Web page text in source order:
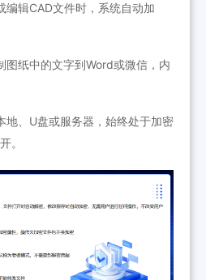
编辑CAD文件时，系统自动加
图纸中的文字到Word或微信，内
地、U盘或服务器，始终处于加密
。